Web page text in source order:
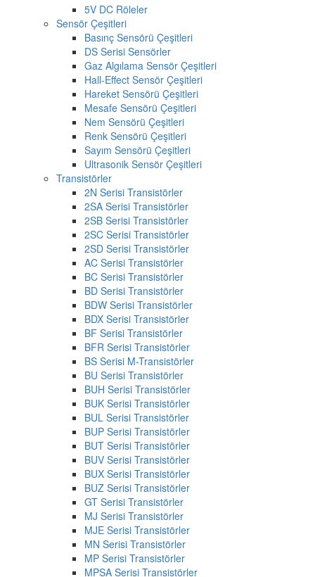
5V DC Röleler
Sensör Çeşitleri
Basınç Sensörü Çeşitleri
DS Serisi Sensörler
Gaz Algılama Sensör Çeşitleri
Hall-Effect Sensör Çeşitleri
Hareket Sensörü Çeşitleri
Mesafe Sensörü Çeşitleri
Nem Sensörü Çeşitleri
Renk Sensörü Çeşitleri
Sayım Sensörü Çeşitleri
Ultrasonik Sensör Çeşitleri
Transistörler
2N Serisi Transistörler
2SA Serisi Transistörler
2SB Serisi Transistörler
2SC Serisi Transistörler
2SD Serisi Transistörler
AC Serisi Transistörler
BC Serisi Transistörler
BD Serisi Transistörler
BDW Serisi Transistörler
BDX Serisi Transistörler
BF Serisi Transistörler
BFR Serisi Transistörler
BS Serisi M-Transistörler
BU Serisi Transistörler
BUH Serisi Transistörler
BUK Serisi Transistörler
BUL Serisi Transistörler
BUP Serisi Transistörler
BUT Serisi Transistörler
BUV Serisi Transistörler
BUX Serisi Transistörler
BUZ Serisi Transistörler
GT Serisi Transistörler
MJ Serisi Transistörler
MJE Serisi Transistörler
MN Serisi Transistörler
MP Serisi Transistörler
MPSA Serisi Transistörler